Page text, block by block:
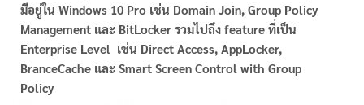
มีอยู่ใน Windows 10 Pro เช่น Domain Join, Group Policy
Management และ BitLocker รวมไปถึง feature ที่เป็น
Enterprise Level เช่น Direct Access, AppLocker,
BranceCache และ Smart Screen Control with Group
Policy